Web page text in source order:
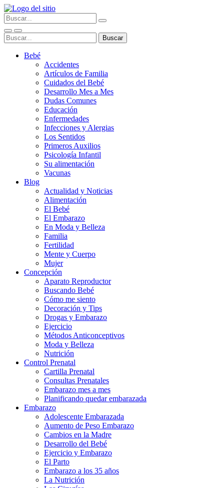
Bebé
Accidentes
Artículos de Familia
Cuidados del Bebé
Desarrollo Mes a Mes
Dudas Comunes
Educación
Enfermedades
Infecciones y Alergias
Los Sentidos
Primeros Auxilios
Psicología Infantil
Su alimentación
Vacunas
Blog
Actualidad y Noticias
Alimentación
El Bebé
El Embarazo
En Moda y Belleza
Familia
Fertilidad
Mente y Cuerpo
Mujer
Concepción
Aparato Reproductor
Buscando Bebé
Cómo me siento
Decoración y Tips
Drogas y Embarazo
Ejercicio
Métodos Anticonceptivos
Moda y Belleza
Nutrición
Control Prenatal
Cartilla Prenatal
Consultas Prenatales
Embarazo mes a mes
Planificando quedar embarazada
Embarazo
Adolescente Embarazada
Aumento de Peso Embarazo
Cambios en la Madre
Desarrollo del Bebé
Ejercicio y Embarazo
El Parto
Embarazo a los 35 años
La Nutrición